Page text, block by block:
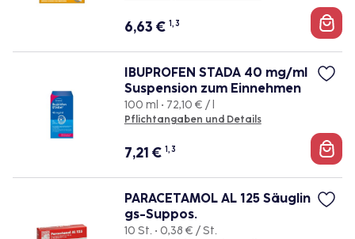
6,63 € 1, 3
IBUPROFEN STADA 40 mg/ml
Suspension zum Einnehmen
100 ml • 72,10 € / l
Pflichtangaben und Details
7,21 € 1, 3
PARACETAMOL AL 125 Säuglin
gs-Suppos.
10 St. • 0,38 € / St.